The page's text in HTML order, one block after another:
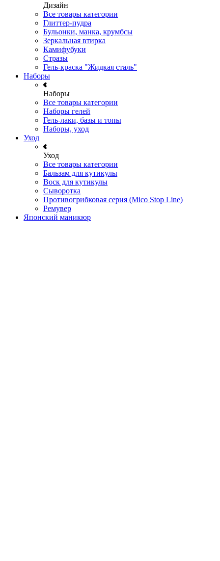
Дизайн
Все товары категории
Глиттер-пудра
Бульонки, манка, крумбсы
Зеркальная втирка
Камифубуки
Стразы
Гель-краска "Жидкая сталь"
Наборы
Наборы
Все товары категории
Наборы гелей
Гель-лаки, базы и топы
Наборы, уход
Уход
Уход
Все товары категории
Бальзам для кутикулы
Воск для кутикулы
Сыворотка
Противогрибковая серия (Mico Stop Line)
Ремувер
Японский маникюр